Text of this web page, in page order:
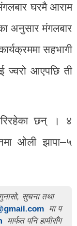
घरमै आराम
अनुसार मंगलबार
सहभागी
ज्वरो आएपछि ती
छन् । ४
ओली झापा–५
सुचना तथा
मा प
मार्फत पनि हामीसँग